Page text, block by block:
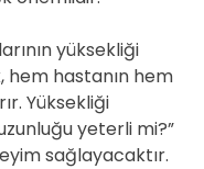
yüksekliği
hem hastanın hem
Yüksekliği
yeterli mi?”
sağlayacaktır.